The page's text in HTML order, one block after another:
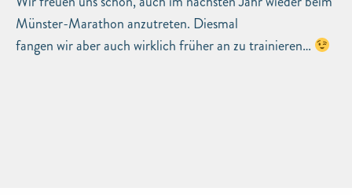
Münster-Marathon anzutreten. Diesmal
fangen wir aber auch wirklich früher an zu trainieren…